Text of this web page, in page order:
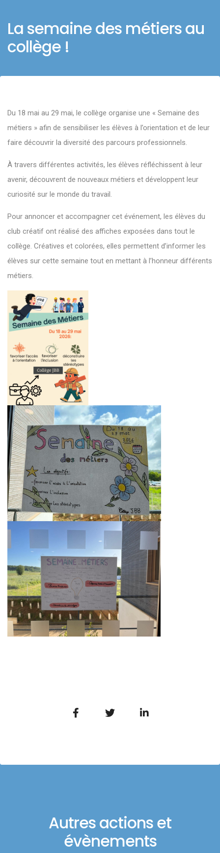
La semaine des métiers au
collège !
Du 18 mai au 29 mai, le collège organise une « Semaine des
métiers » afin de sensibiliser les élèves à l’orientation et de leur
faire découvrir la diversité des parcours professionnels.
À travers différentes activités, les élèves réfléchissent à leur
avenir, découvrent de nouveaux métiers et développent leur
curiosité sur le monde du travail.
Pour annoncer et accompagner cet événement, les élèves du
club créatif ont réalisé des affiches exposées dans tout le
collège. Créatives et colorées, elles permettent d’informer les
élèves sur cette semaine tout en mettant à l’honneur différents
métiers.
Autres actions et
évènements